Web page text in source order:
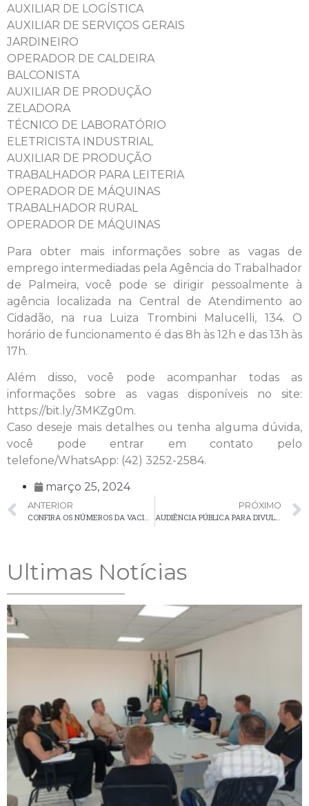
AUXILIAR DE LOGÍSTICA
AUXILIAR DE SERVIÇOS GERAIS
JARDINEIRO
OPERADOR DE CALDEIRA
BALCONISTA
AUXILIAR DE PRODUÇÃO
ZELADORA
TÉCNICO DE LABORATÓRIO
ELETRICISTA INDUSTRIAL
AUXILIAR DE PRODUÇÃO
TRABALHADOR PARA LEITERIA
OPERADOR DE MÁQUINAS
TRABALHADOR RURAL
OPERADOR DE MÁQUINAS
Para obter mais informações sobre as vagas de
emprego intermediadas pela Agência do Trabalhador
de Palmeira, você pode se dirigir pessoalmente à
agência localizada na Central de Atendimento ao
Cidadão, na rua Luiza Trombini Malucelli, 134. O
horário de funcionamento é das 8h às 12h e das 13h às
17h.
Além disso, você pode acompanhar todas as
informações sobre as vagas disponíveis no site:
https://bit.ly/3MKZg0m.
Caso deseje mais detalhes ou tenha alguma dúvida,
você pode entrar em contato pelo
telefone/WhatsApp: (42) 3252-2584.
março 25, 2024
ANTERIOR
CONFIRA OS NÚMEROS DA VACINAÇÃO CONTRA A COVID-19 EM PALMEIRA
PRÓXIMO
AUDIÊNCIA PÚBLICA PARA DIVULGAÇÃO DAS ALTERAÇÕES DO PLANO DE AÇÃO E INVESTIMENTOS
Ultimas Notícias